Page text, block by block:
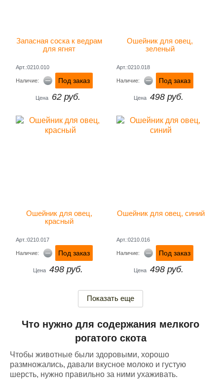
Запасная соска к ведрам
для ягнят
Арт.:0210.010
Наличие: Под заказ
Цена 62 руб.
Ошейник для овец,
зеленый
Арт.:0210.018
Наличие: Под заказ
Цена 498 руб.
Ошейник для овец,
красный
Арт.:0210.017
Наличие: Под заказ
Цена 498 руб.
Ошейник для овец, синий
Арт.:0210.016
Наличие: Под заказ
Цена 498 руб.
Показать еще
Что нужно для содержания мелкого
рогатого скота
Чтобы животные были здоровыми, хорошо
размножались, давали вкусное молоко и густую
шерсть, нужно правильно за ними ухаживать.